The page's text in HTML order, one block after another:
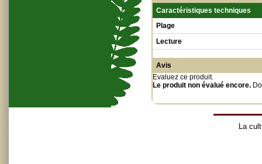
Caractéristiques techniques
Plage
Lecture
Avis
Evaluez ce produit.
Le produit non évalué encore.
La